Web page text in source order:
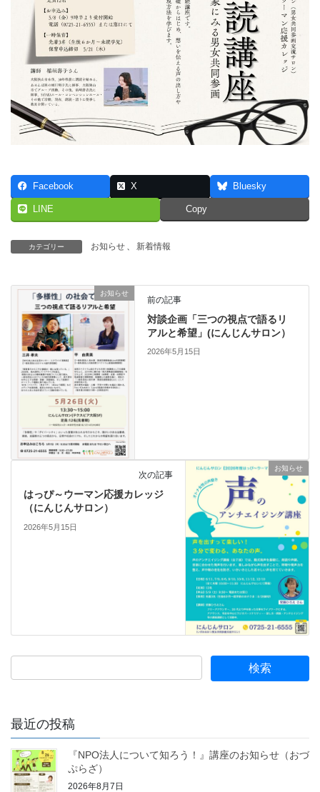
Facebook X Bluesky
LINE Copy
カテゴリー お知らせ 新着情報
お知らせ
前の記事
対談企画「三つの視点で語るリ
アルと希望」(にんじんサロン）
2026年5月15日
お知らせ
次の記事
はっぴ～ウーマン応援カレッジ
（にんじんサロン）
2026年5月15日
最近の投稿
『NPO法人について知ろう！』講座のお知らせ（おづ
ぷらざ）
2026年8月7日